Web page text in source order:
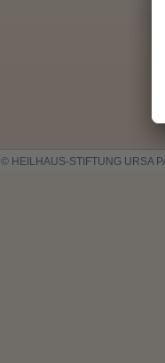
© HEILHAUS-STIFTUNG URSA